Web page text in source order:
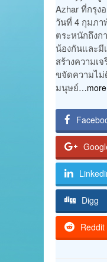
Azhar ที่กรุง
วันที่ 4 กุมภา
ตระหนักถึงก
น้องกันและมี
สร้างความเ
ขจัดความไม่
มนุษย์
Digg
Reddit